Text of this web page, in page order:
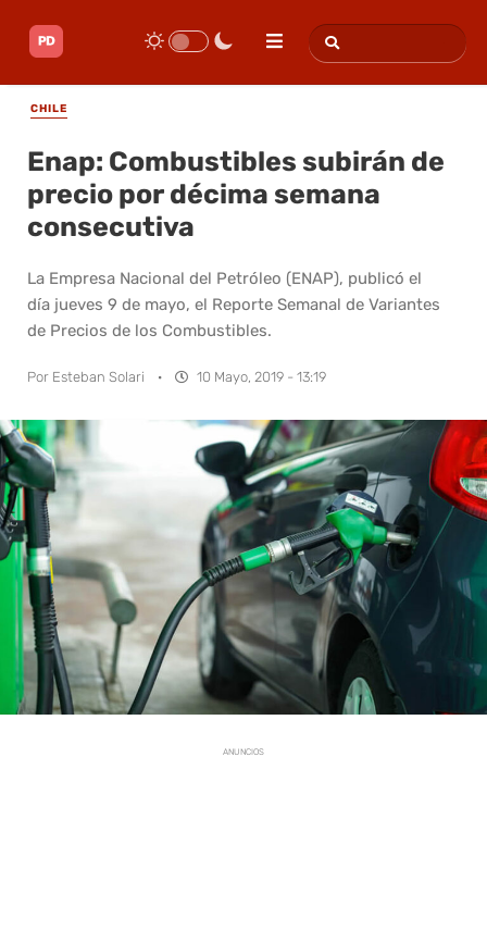
CHILE
Enap: Combustibles subirán de
precio por décima semana
consecutiva
La Empresa Nacional del Petróleo (ENAP), publicó el
día jueves 9 de mayo, el Reporte Semanal de Variantes
de Precios de los Combustibles.
Por Esteban Solari · 10 Mayo, 2019 - 13:19
ANUNCIOS